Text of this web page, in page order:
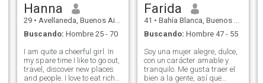
Hanna
29 • Avellaneda, Buenos Aires, Argentina
Buscando: Hombre 25 - 70
I am quite a cheerful girl. In
my spare time I like to go out,
travel, discover new places
and people. I love to eat rich
Farida
41 • Bahía Blanca, Buenos Aires, Argentina
Buscando: Hombre 47 - 55
Soy una mujer alegre, dulce,
con un carácter amable y
tranquilo. Me gusta traer el
bien a la gente, así que